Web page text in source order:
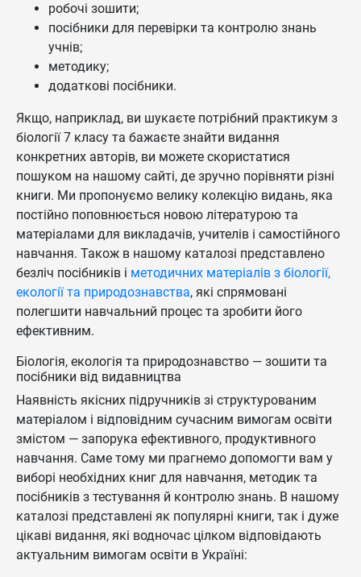
робочі зошити;
посібники для перевірки та контролю знань
учнів;
методику;
додаткові посібники.
Якщо, наприклад, ви шукаєте потрібний практикум з
біології 7 класу та бажаєте знайти видання
конкретних авторів, ви можете скористатися
пошуком на нашому сайті, де зручно порівняти різні
книги. Ми пропонуємо велику колекцію видань, яка
постійно поповнюється новою літературою та
матеріалами для викладачів, учителів і самостійного
навчання. Також в нашому каталозі представлено
безліч посібників і методичних матеріалів з біології,
екології та природознавства, які спрямовані
полегшити навчальний процес та зробити його
ефективним.
Біологія, екологія та природознавство — зошити та
посібники від видавництва
Наявність якісних підручників зі структурованим
матеріалом і відповідним сучасним вимогам освіти
змістом — запорука ефективного, продуктивного
навчання. Саме тому ми прагнемо допомогти вам у
виборі необхідних книг для навчання, методик та
посібників з тестування й контролю знань. В нашому
каталозі представлені як популярні книги, так і дуже
цікаві видання, які водночас цілком відповідають
актуальним вимогам освіти в Україні: